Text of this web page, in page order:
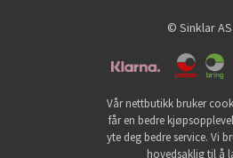
© Sinklar AS
Vår nettbutikk bruker
får en bedre
yte deg bedre service. Vi
hovedsaklig til å